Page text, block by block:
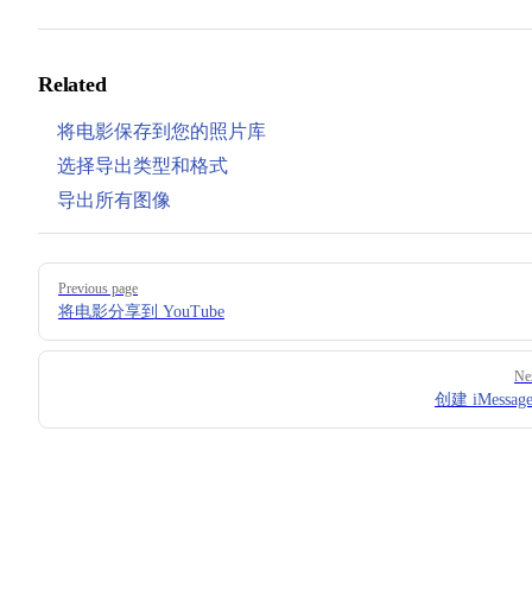
Related
将电影保存到您的照片库
选择导出类型和格式
导出所有图像
Pager
Previous page
将电影分享到 YouTube
创建